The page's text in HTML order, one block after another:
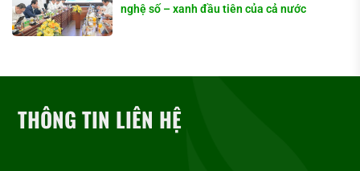
nghệ số – xanh đầu tiên của cả nước
THÔNG TIN LIÊN HỆ